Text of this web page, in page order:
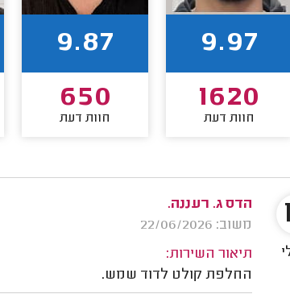
9.97
1620
חוות דעת
9.87
650
חוות דעת
הדס ג. רעננה.
משוב: 22/06/2026
תיאור השירות:
החלפת קולט לדוד שמש.